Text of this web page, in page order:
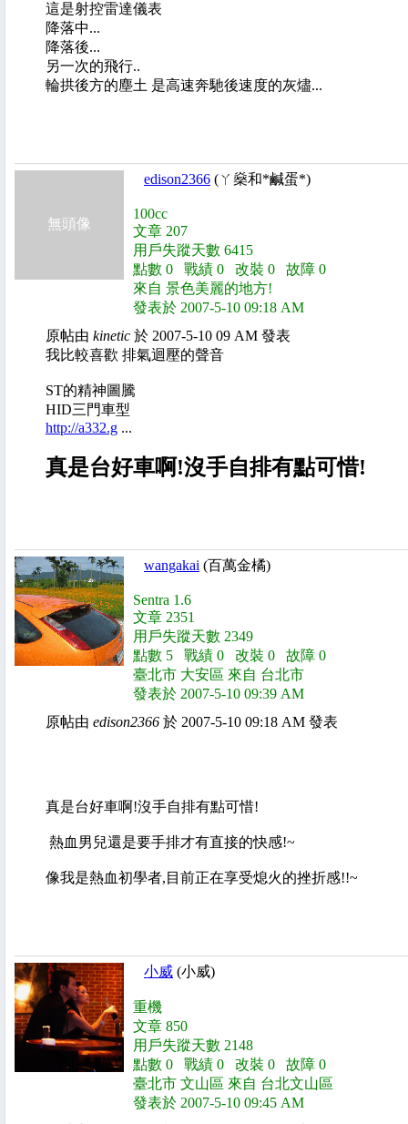
這是射控雷達儀表
降落中...
降落後...
另一次的飛行..
輪拱後方的塵土 是高速奔馳後速度的灰燼...
無頭像
edison2366 (ㄚ燊和*鹹蛋*)
100cc
文章 207
用戶失蹤天數 6415
點數 0 戰績 0 改裝 0 故障 0
來自 景色美麗的地方!
發表於 2007-5-10 09:18 AM
原帖由 kinetic 於 2007-5-10 09 AM 發表
我比較喜歡 排氣迴壓的聲音
ST的精神圖騰
HID三門車型
http://a332.g ...
真是台好車啊!沒手自排有點可惜!
wangakai (百萬金橘)
Sentra 1.6
文章 2351
用戶失蹤天數 2349
點數 5 戰績 0 改裝 0 故障 0
臺北市 大安區 來自 台北市
發表於 2007-5-10 09:39 AM
原帖由 edison2366 於 2007-5-10 09:18 AM 發表
真是台好車啊!沒手自排有點可惜!
熱血男兒還是要手排才有直接的快感!~
像我是熱血初學者,目前正在享受熄火的挫折感!!~
小威 (小威)
重機
文章 850
用戶失蹤天數 2148
點數 0 戰績 0 改裝 0 故障 0
臺北市 文山區 來自 台北文山區
發表於 2007-5-10 09:45 AM